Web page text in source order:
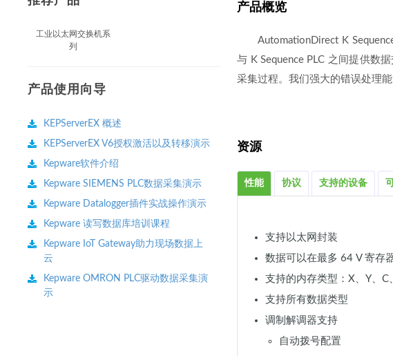
产品概览
AutomationDirect K
与 K Sequence PLC 之间提供数
采集过程。我们强大的错误处理
资源
性能 协议 支持的设备
支持以太网封装
数据可以在最多 64 V 寄存
支持的内存类型：X、Y、C
支持所有数据类型
调制解调器支持
自动拨号配置
工业以太网交换机系
列
产品使用向导
KEPServerEX 概述
KEPServerEX V6授权激活以及转移演示
Kepware软件介绍
Kepware SIEMENS PLC数据采集演示
Kepware Datalogger插件实战操作演示
Kepware 读写数据库培训课程
Kepware IoT Gateway助力现场数据上
云
Kepware OMRON PLC驱动数据采集演
示